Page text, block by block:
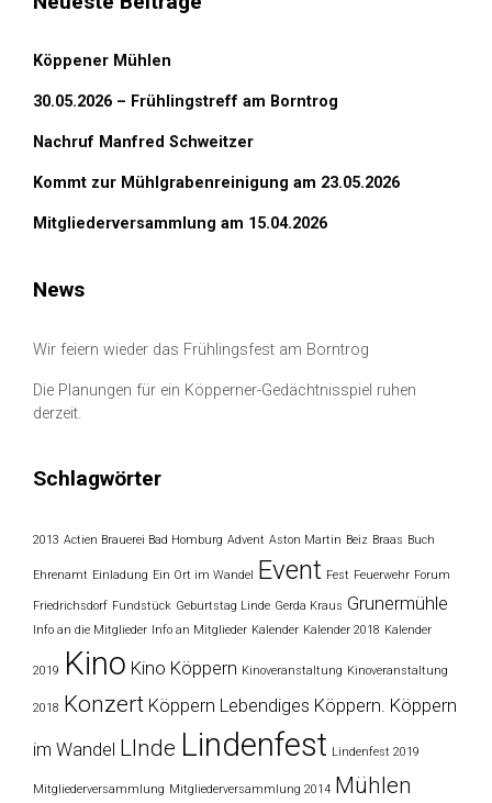
Köppener Mühlen
30.05.2026 – Frühlingstreff am Borntrog
Nachruf Manfred Schweitzer
Kommt zur Mühlgrabenreinigung am 23.05.2026
Mitgliederversammlung am 15.04.2026
News
Wir feiern wieder das Frühlingsfest am Borntrog
Die Planungen für ein Köpperner-Gedächtnisspiel ruhen
derzeit.
Schlagwörter
2013 Actien Brauerei Bad Homburg Advent Aston Martin Beiz Braas Buch
Ehrenamt Einladung Ein Ort im Wandel Event Fest Feuerwehr Forum
Friedrichsdorf Fundstück Geburtstag Linde Gerda Kraus Grunermühle
Info an die Mitglieder Info an Mitglieder Kalender Kalender 2018 Kalender
2019 Kino Kino Köppern Kinoveranstaltung Kinoveranstaltung
2018 Konzert Köppern Lebendiges Köppern. Köppern
im Wandel LInde Lindenfest Lindenfest 2019
Mitgliederversammlung Mitgliederversammlung 2014 Mühlen